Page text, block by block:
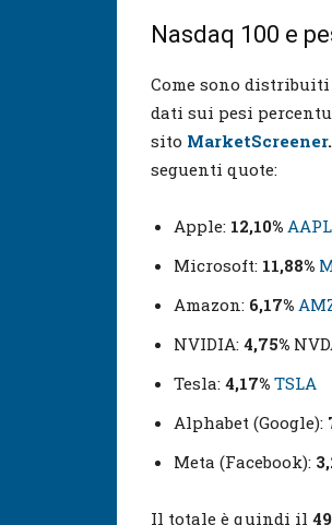
Nasdaq 100 e
Come sono
dati sui pesi
sito MarketScreener.
seguenti quote:
Apple: 12,10% AAPL
Microsoft: 11,88%
Amazon: 6,17%
NVIDIA: 4,75%
Tesla: 4,17% TSLA
Alphabet (Google):
Meta (Facebook):
Il totale è quindi il